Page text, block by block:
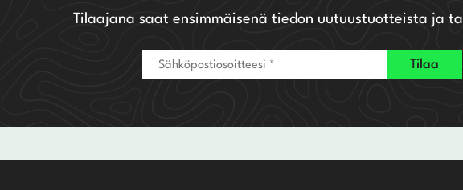
Tilaajana saat ensimmäisenä tiedon uutuustuotteista ja